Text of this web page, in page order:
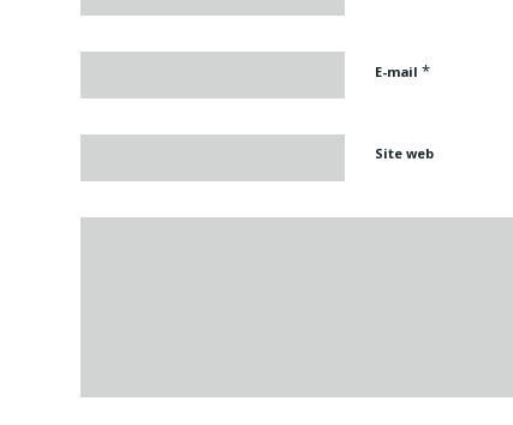
E-mail *
Site web